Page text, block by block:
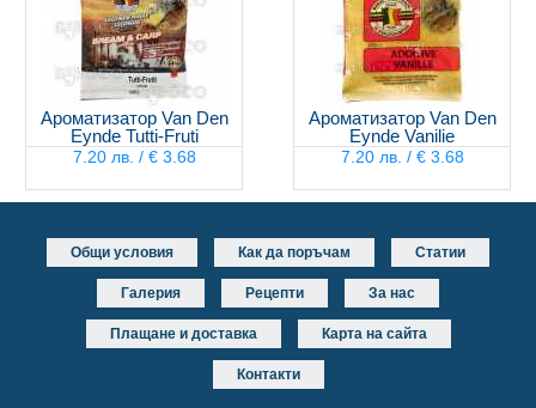
Ароматизатор Van Den
Eynde Tutti-Fruti
7.20 лв. / € 3.68
Ароматизатор Van Den
Eynde Vanilie
7.20 лв. / € 3.68
Общи условия Как да поръчам Статии
Галерия Рецепти За нас
Плащане и доставка Карта на сайта
Контакти